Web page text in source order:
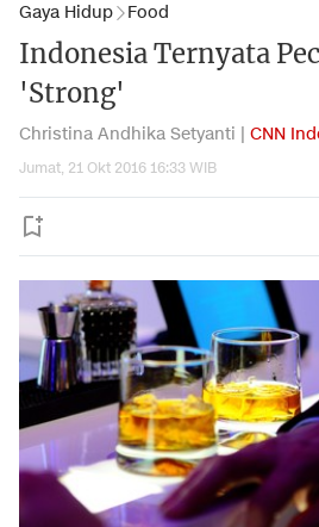
Gaya Hidup Food
Indonesia Ternyata
'Strong'
Christina Andhika Setyanti | CNN
Jumat, 21 Okt 2016 16:33 WIB